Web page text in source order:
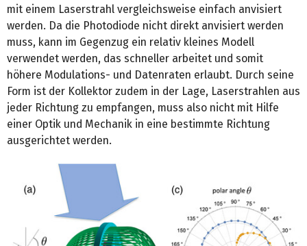
mit einem Laserstrahl vergleichsweise einfach anvisiert
werden. Da die Photodiode nicht direkt anvisiert werden
muss, kann im Gegenzug ein relativ kleines Modell
verwendet werden, das schneller arbeitet und somit
höhere Modulations- und Datenraten erlaubt. Durch seine
Form ist der Kollektor zudem in der Lage, Laserstrahlen aus
jeder Richtung zu empfangen, muss also nicht mit Hilfe
einer Optik und Mechanik in eine bestimmte Richtung
ausgerichtet werden.